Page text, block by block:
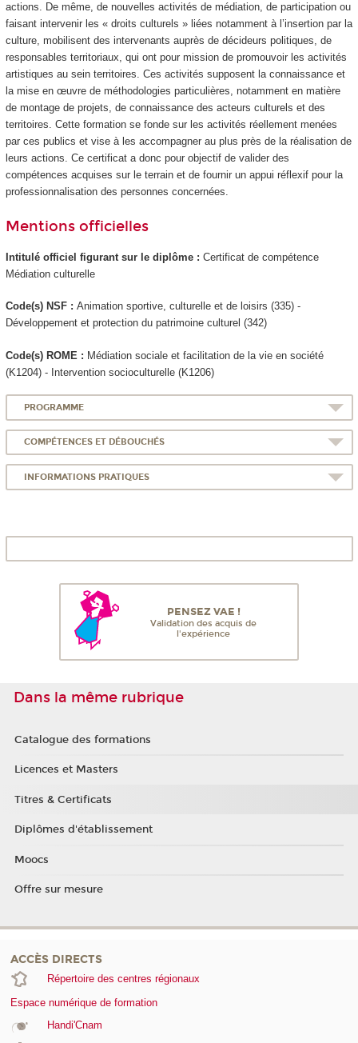
actions. De même, de nouvelles activités de médiation, de participation ou
faisant intervenir les « droits culturels » liées notamment à l’insertion par la
culture, mobilisent des intervenants auprès de décideurs politiques, de
responsables territoriaux, qui ont pour mission de promouvoir les activités
artistiques au sein territoires. Ces activités supposent la connaissance et
la mise en œuvre de méthodologies particulières, notamment en matière
de montage de projets, de connaissance des acteurs culturels et des
territoires. Cette formation se fonde sur les activités réellement menées
par ces publics et vise à les accompagner au plus près de la réalisation de
leurs actions. Ce certificat a donc pour objectif de valider des
compétences acquises sur le terrain et de fournir un appui réflexif pour la
professionnalisation des personnes concernées.
Mentions officielles
Intitulé officiel figurant sur le diplôme : Certificat de compétence
Médiation culturelle
Code(s) NSF : Animation sportive, culturelle et de loisirs (335) -
Développement et protection du patrimoine culturel (342)
Code(s) ROME : Médiation sociale et facilitation de la vie en société
(K1204) - Intervention socioculturelle (K1206)
PROGRAMME
COMPÉTENCES ET DÉBOUCHÉS
INFORMATIONS PRATIQUES
PENSEZ VAE !
Validation des acquis de
l'expérience
Dans la même rubrique
Catalogue des formations
Licences et Masters
Titres & Certificats
Diplômes d'établissement
Moocs
Offre sur mesure
ACCÈS DIRECTS
Répertoire des centres régionaux
Espace numérique de formation
Handi'Cnam